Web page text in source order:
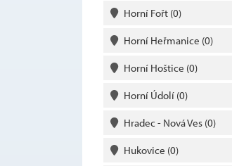
Horní Fořt (0)
Horní Heřmanice (0)
Horní Hoštice (0)
Horní Údolí (0)
Hradec - Nová Ves (0)
Hukovice (0)